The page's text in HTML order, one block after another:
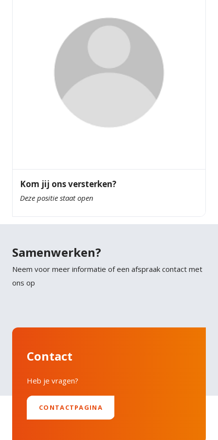
Kom jij ons versterken?
Deze positie staat open
Samenwerken?
Neem voor meer informatie of een afspraak contact met
ons op
Contact
Heb je vragen?
CONTACTPAGINA